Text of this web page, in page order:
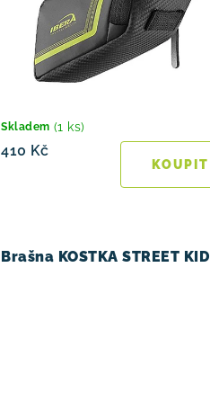
Skladem (1 ks)
410 Kč
Brašna KOSTKA STREET KID